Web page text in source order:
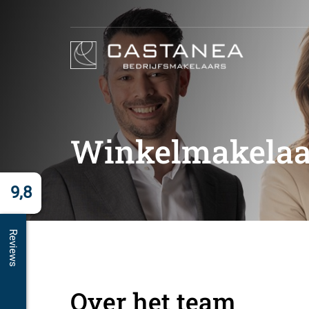
Over het team
9,8
Reviews